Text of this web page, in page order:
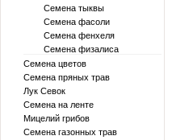
Семена тыквы
Семена фасоли
Семена фенхеля
Семена физалиса
Семена цветов
Семена пряных трав
Лук Севок
Семена на ленте
Мицелий грибов
Семена газонных трав